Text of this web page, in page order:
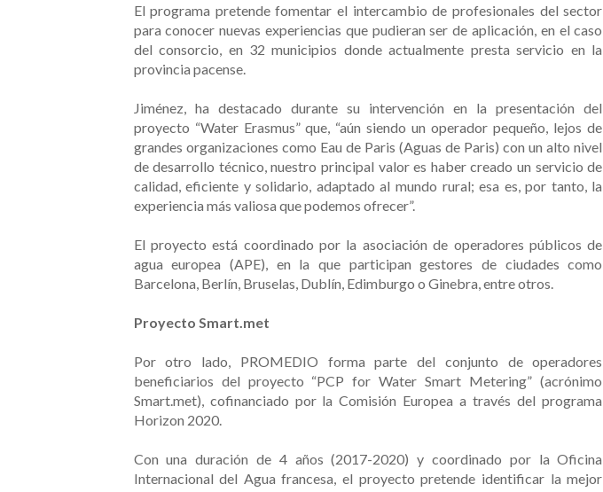
El programa pretende fomentar el intercambio de profesionales del sector
para conocer nuevas experiencias que pudieran ser de aplicación, en el caso
del consorcio, en 32 municipios donde actualmente presta servicio en la
provincia pacense.
Jiménez, ha destacado durante su intervención en la presentación del
proyecto “Water Erasmus” que, “aún siendo un operador pequeño, lejos de
grandes organizaciones como Eau de Paris (Aguas de Paris) con un alto nivel
de desarrollo técnico, nuestro principal valor es haber creado un servicio de
calidad, eficiente y solidario, adaptado al mundo rural; esa es, por tanto, la
experiencia más valiosa que podemos ofrecer”.
El proyecto está coordinado por la asociación de operadores públicos de
agua europea (APE), en la que participan gestores de ciudades como
Barcelona, Berlín, Bruselas, Dublín, Edimburgo o Ginebra, entre otros.
Proyecto Smart.met
Por otro lado, PROMEDIO forma parte del conjunto de operadores
beneficiarios del proyecto “PCP for Water Smart Metering” (acrónimo
Smart.met), cofinanciado por la Comisión Europea a través del programa
Horizon 2020.
Con una duración de 4 años (2017-2020) y coordinado por la Oficina
Internacional del Agua francesa, el proyecto pretende identificar la mejor